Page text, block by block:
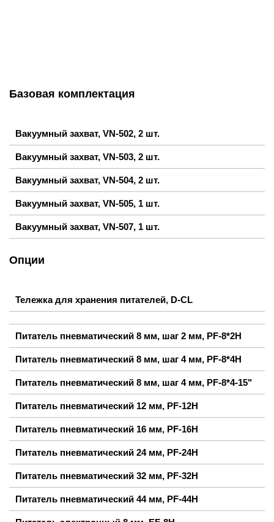
Базовая комплектация
Вакуумный захват, VN-502, 2 шт.
Вакуумный захват, VN-503, 2 шт.
Вакуумный захват, VN-504, 2 шт.
Вакуумный захват, VN-505, 1 шт.
Вакуумный захват, VN-507, 1 шт.
Опции
Тележка для хранения питателей, D-CL
Питатель пневматический 8 мм, шаг 2 мм, PF-8*2H
Питатель пневматический 8 мм, шаг 4 мм, PF-8*4H
Питатель пневматический 8 мм, шаг 4 мм, PF-8*4-15"
Питатель пневматический 12 мм, PF-12H
Питатель пневматический 16 мм, PF-16H
Питатель пневматический 24 мм, PF-24H
Питатель пневматический 32 мм, PF-32H
Питатель пневматический 44 мм, PF-44H